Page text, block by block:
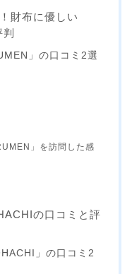
財布に優しい
」の口コミ2選
」を訪問した感
の口コミと評
」の口コミ2